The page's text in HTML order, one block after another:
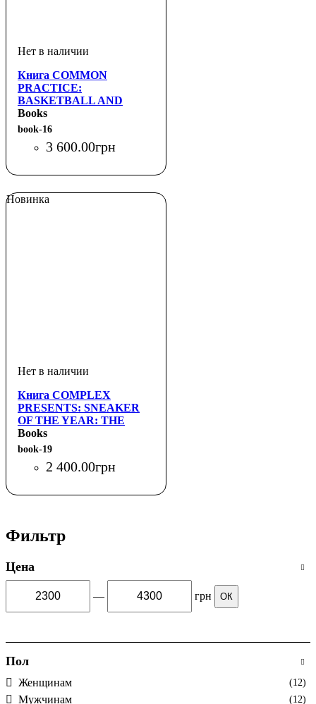
Книга COMMON
PRACTICE:
BASKETBALL AND
CONTEMPORARY ART
(SKIRA)
Books
book-16
3 600.00грн
Новинка
Книга COMPLEX
PRESENTS: SNEAKER
OF THE YEAR: THE
BEST SINCE '85 (Harry N.
Abram)
Books
book-19
2 400.00грн
Фильтр
Цена
— грн ОК
Пол
Женщинам (12)
Мужчинам (12)